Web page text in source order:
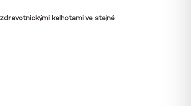
zdravotnickými kalhotami ve stejné